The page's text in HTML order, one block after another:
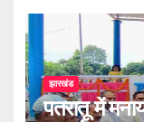
झारखंड
पतरातू में